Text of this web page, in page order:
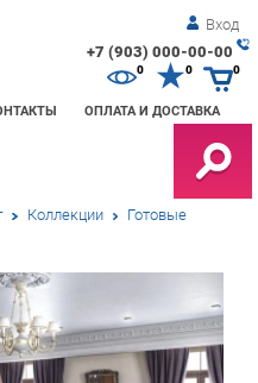
Вход
+7 (903) 000-00-00
ОПЛАТА И ДОСТАВКА
0 0
Коллекции Готовые